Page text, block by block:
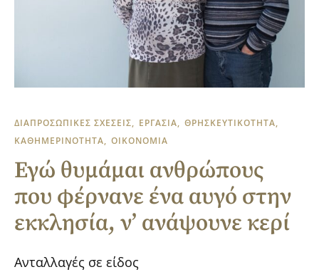
ΔΙΑΠΡΟΣΩΠΙΚΕΣ ΣΧΕΣΕΙΣ ΕΡΓΑΣΙΑ
ΘΡΗΣΚΕΥΤΙΚΟΤΗΤΑ
ΚΑΘΗΜΕΡΙΝΟΤΗΤΑ
ΟΙΚΟΝΟΜΙΑ
Εγώ θυμάμαι ανθρώπους
που φέρνανε ένα αυγό στην
εκκλησία, ν’ ανάψουνε κερί
Ανταλλαγές σε είδος